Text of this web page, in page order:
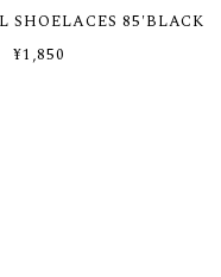
SHOELACES 85'BLACK
¥1,850